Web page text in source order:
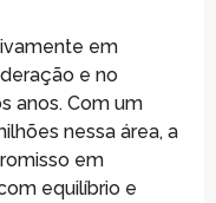
em
e no
anos. Com um
nessa área, a
em
equilíbrio e